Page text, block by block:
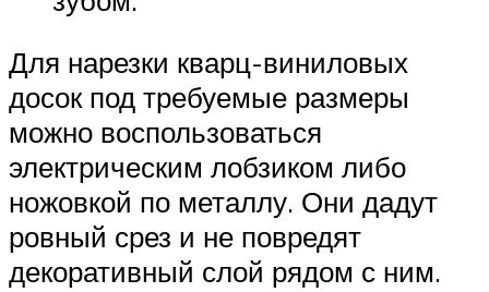
Для нарезки кварц-виниловых
досок под требуемые размеры
можно воспользоваться
электрическим лобзиком либо
ножовкой по металлу. Они дадут
ровный срез и не повредят
декоративный слой рядом с ним.